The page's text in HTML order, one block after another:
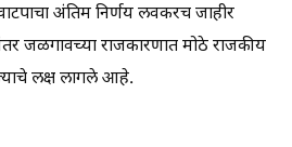
अंतिम निर्णय लवकरच जाहीर
जळगावच्या राजकारणात मोठे राजकीय
लक्ष लागले आहे.